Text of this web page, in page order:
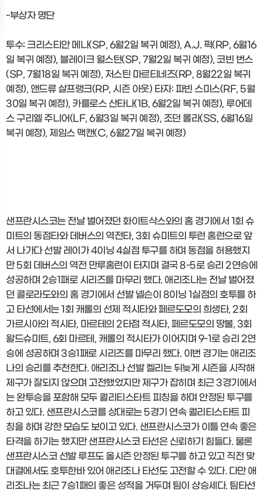
-부상자 명단
투수: 크리스티안 메나(SP, 6월2일 복귀 예정), A.J. 퍽(RP, 6월16
일 복귀 예정), 블레이크 월스턴(SP, 7월2일 복귀 예정), 코빈 번스
(SP, 7월18일 복귀 예정), 저스틴 마르티네즈(RP, 8월22일 복귀
예정), 앤드류 살프랭크(RP, 시즌 아웃) 타자: 파빈 스미스(RF, 5월
30일 복귀 예정), 카를로스 산타나(1B, 6월2일 복귀 예정), 루어데
스 구리엘 주니어(LF, 6월3일 복귀 예정), 조던 롤라(SS, 6월16일
복귀 예정), 제임스 맥캔(C, 6월27일 복귀 예정)
샌프란시스코는 전날 벌어졌던 화이트삭스와의 홈 경기에서 1회 슈
미트의 동점타와 데버스의 역전타, 3회 슈미트의 투런 홈런으로 앞
서 나가다 선발 레이가 4이닝 4실점 투구를 하며 동점을 허용했지
만 5회 데버스의 역전 만루홈런이 터지며 결국 8-5로 승리 2연승에
성공하며 2승1패로 시리즈를 마무리 했다. 애리조나는 전날 벌어졌
던 콜로라도와의 홈 경기에서 선발 넬슨이 8이닝 1실점의 호투를 하
고 타선에서는 1회 캐롤의 선제 적시타와 페르도모의 희생타, 2회
가르시아의 적시타, 마르테의 2타점 적시타, 페르도모의 땅볼, 3회
왈드슈미트, 6회 마르테, 캐롤의 적시타가 이어지며 9-1로 승리 2연
승에 성공하며 3승1패로 시리즈를 마무리 했다. 이번 경기는 애리조
나의 승리를 추천한다. 애리조나 선발 켈리는 뒤늦게 시즌을 시작해
제구가 잘되지 않으며 고전했었지만 제구가 잡히며 최근 3경기에서
는 완투승을 포함해 모두 퀄리티스타트 피칭을 하며 안정된 투구를
하고 있다. 샌프란시스코를 상대로는 5경기 연속 퀄리티스타트 피
칭을 하며 강한 모습도 보이고 있다. 샌프란시스코가 이틀 연속 좋은
타격을 하기는 했지만 샌프란시스코 타선은 신뢰하기 힘들다. 물론
샌프란시스코 선발 루프도 올시즌 안정된 투구를 하고 있고 직전 맞
대결에서도 호투한바 있어 애리조나 타선도 고전할 수 있다. 다만 애
리조나는 최근 7승1패의 좋은 성적을 거두며 팀이 상승세다. 팀타선